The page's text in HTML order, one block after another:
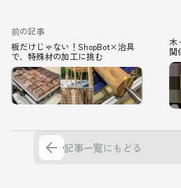
前の記事
板だけじゃない！ShopBot×治具
で、特殊材の加工に挑む
木
関
記事一覧にもどる